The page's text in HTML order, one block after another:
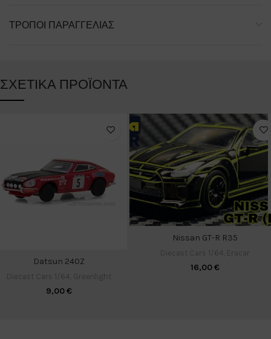
ΤΡΌΠΟΙ ΠΑΡΑΓΓΕΛΊΑΣ
ΣΧΕΤΙΚΆ ΠΡΟΪΌΝΤΑ
Datsun 240Z
9,00€
Nissan GT-R R35
16,00€